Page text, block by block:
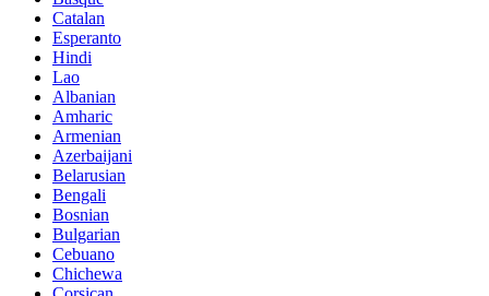
Catalan
Esperanto
Hindi
Lao
Albanian
Amharic
Armenian
Azerbaijani
Belarusian
Bengali
Bosnian
Bulgarian
Cebuano
Chichewa